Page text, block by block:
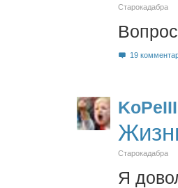
Старокадабра
Вопрос
19
KoPeIII
Старокадабра
Я